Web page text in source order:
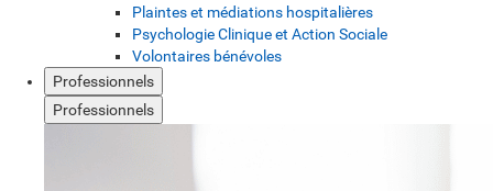
Plaintes et médiations hospitalières
Psychologie Clinique et Action Sociale
Volontaires bénévoles
Professionnels
Professionnels